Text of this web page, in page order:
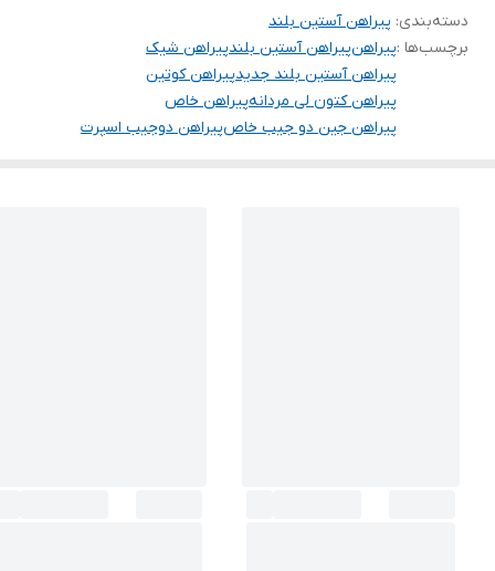
دسته‌بندی: پیراهن آستین بلند
برچسب‌ها :پیراهنپیراهن آستین بلندپیراهن شیک
پیراهن آستین بلند جدیدپیراهن کوتین
پیراهن کتون لی مردانهپیراهن خاص
پیراهن جین دو جیب خاصپیراهن دوجیب اسپرت